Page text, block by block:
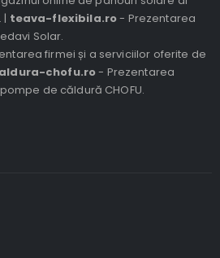
| teava-flexibila.ro- Prezentarea
Solar.
firmei și a serviciilor oferite de
chofu.ro- Prezentarea
de căldură CHOFU.